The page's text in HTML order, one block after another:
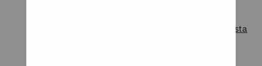
Lue lisää tuotearvosteluista